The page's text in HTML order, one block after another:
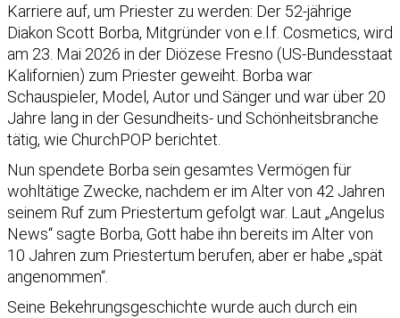
Karriere auf, um Priester zu werden: Der 52-jährige
Diakon Scott Borba, Mitgründer von e.l.f. Cosmetics, wird
am 23. Mai 2026 in der Diözese Fresno (US-Bundesstaat
Kalifornien) zum Priester geweiht. Borba war
Schauspieler, Model, Autor und Sänger und war über 20
Jahre lang in der Gesundheits- und Schönheitsbranche
tätig, wie ChurchPOP berichtet.
Nun spendete Borba sein gesamtes Vermögen für
wohltätige Zwecke, nachdem er im Alter von 42 Jahren
seinem Ruf zum Priestertum gefolgt war. Laut „Angelus
News“ sagte Borba, Gott habe ihn bereits im Alter von
10 Jahren zum Priestertum berufen, aber er habe „spät
angenommen“.
Seine Bekehrungsgeschichte wurde auch durch ein